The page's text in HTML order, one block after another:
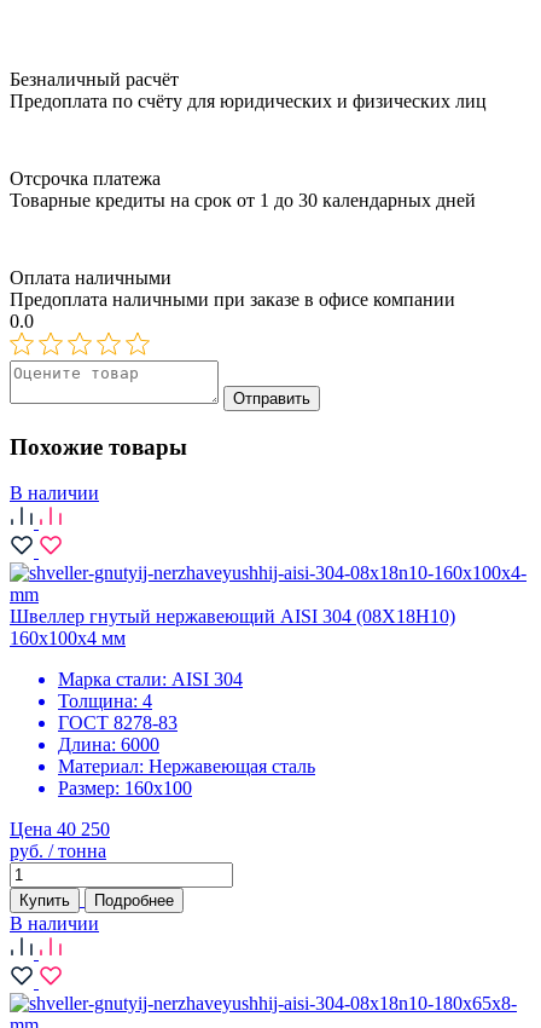
Безналичный расчёт
Предоплата по счёту для юридических и физических лиц
Отсрочка платежа
Товарные кредиты на срок от 1 до 30 календарных дней
Оплата наличными
Предоплата наличными при заказе в офисе компании
0.0
Отправить
Похожие товары
В наличии
Швеллер гнутый нержавеющий AISI 304 (08Х18Н10)
160х100х4 мм
Марка стали: AISI 304
Толщина: 4
ГОСТ 8278-83
Длина: 6000
Материал: Нержавеющая сталь
Размер: 160х100
Цена 40 250
руб. / тонна
Купить Подробнее
В наличии